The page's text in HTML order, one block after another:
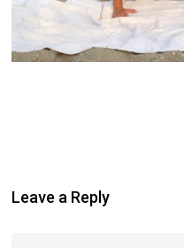
Leave a Reply